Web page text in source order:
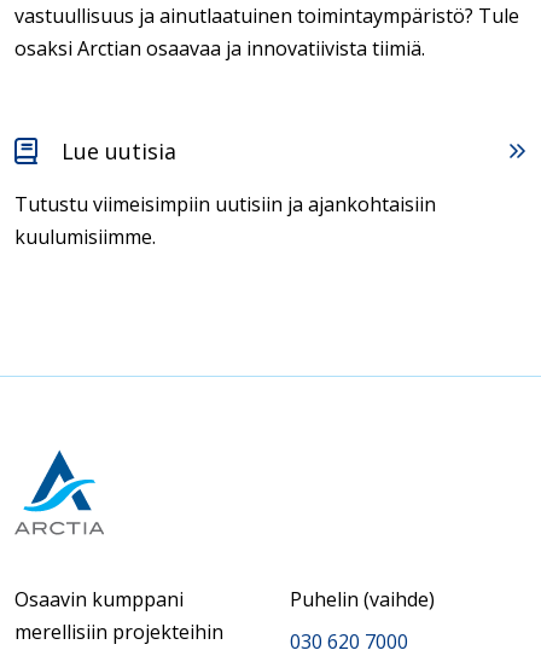
vastuullisuus ja ainutlaatuinen toimintaympäristö? Tule
osaksi Arctian osaavaa ja innovatiivista tiimiä.
Lue uutisia
Tutustu viimeisimpiin uutisiin ja ajankohtaisiin
kuulumisiimme.
Osaavin kumppani
merellisiin projekteihin
Puhelin (vaihde)
030 620 7000